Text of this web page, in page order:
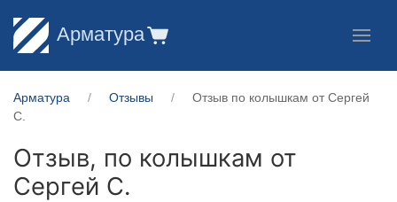
Арматура
Арматура Отзывы
Отзыв по колышкам от Сергей
С.
Отзыв, по колышкам от
Сергей С.